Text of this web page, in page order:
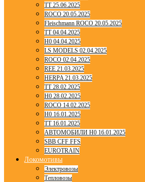
TT 25.06.2025
ROCO 20.05.2025
Fleischmann ROCO 20.05.2025
TT 04.04.2025
H0 04.04.2025
LS MODELS 02.04.2025
ROCO 02.04.2025
REE 21.03.2025
HERPA 21.03.2025
TT 28.02.2025
H0 28.02.2025
ROCO 14.02.2025
H0 16.01.2025
TT 16.01.2025
АВТОМОБИЛИ H0 16.01.2025
SBB CFF FFS
EUROTRAIN
Локомотивы
Электровозы
Тепловозы